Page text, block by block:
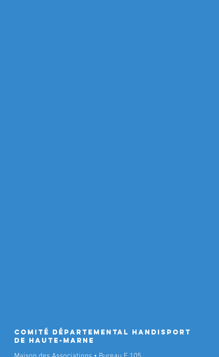
Comité Départemental Handisport
de Haute-Marne